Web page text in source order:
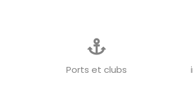
INFORMATIONS
Ports et clubs